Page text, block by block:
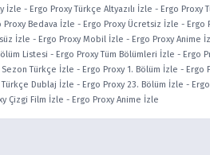
İzle - Ergo Proxy Türkçe Altyazılı İzle - Ergo Proxy
Proxy Bedava İzle - Ergo Proxy Ücretsiz İzle - Ergo
İzle - Ergo Proxy Mobil İzle - Ergo Proxy Anime
Listesi - Ergo Proxy Tüm Bölümleri İzle - Ergo
Sezon Türkçe İzle - Ergo Proxy 1. Bölüm İzle - Ergo
Türkçe Dublaj İzle - Ergo Proxy 23. Bölüm İzle -
Çizgi Film İzle - Ergo Proxy Anime İzle